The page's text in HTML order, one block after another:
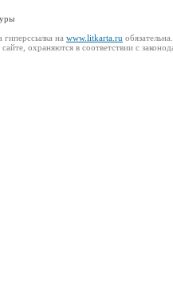
на www.litkarta.ru обязательна.
охраняются в соответствии с